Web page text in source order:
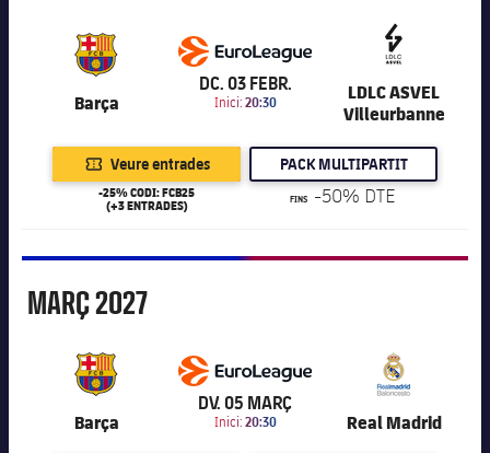
Barça
6.201
DC. 03 FEBR.
Inici: 20:30
LDLC ASVEL
Villeurbanne
Veure entrades
-25% CODI: FCB25
(+3 ENTRADES)
PACK MULTIPARTIT
FINS -50% DTE
Març
MARÇ2027
Barça
6.201
DV. 05 MARÇ
Inici: 20:30 Real Madrid